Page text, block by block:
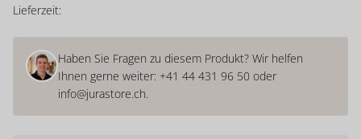
Lieferzeit:
Haben Sie Fragen zu diesem Produkt? Wir helfen
Ihnen gerne weiter: +41 44 431 96 50 oder
info@jurastore.ch